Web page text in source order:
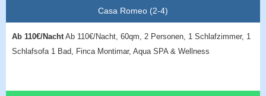
Casa Romeo (2-4)
Ab 110€/NachtAb 110€/Nacht, 60qm, 2 Personen, 1 Schlafzimmer, 1
Schlafsofa 1 Bad, Finca Montimar, Aqua SPA & Wellness